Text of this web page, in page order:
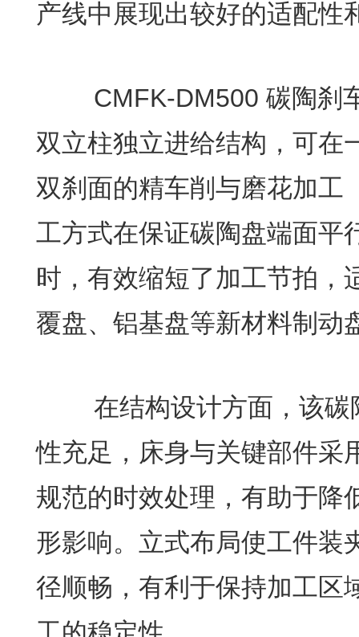
产线中展现出较好的适配性
CMFK-DM500 碳陶刹
双立柱独立进给结构，可在
双刹面的精车削与磨花加工
工方式在保证碳陶盘端面平
时，有效缩短了加工节拍，
覆盘、铝基盘等新材料制动
在结构设计方面，该碳
性充足，床身与关键部件采
规范的时效处理，有助于降
形影响。立式布局使工件装
径顺畅，有利于保持加工区